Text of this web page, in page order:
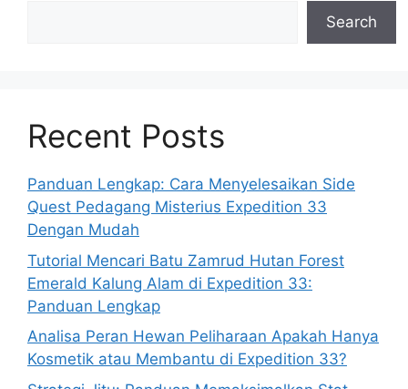
Search
Recent Posts
Panduan Lengkap: Cara Menyelesaikan Side
Quest Pedagang Misterius Expedition 33
Dengan Mudah
Tutorial Mencari Batu Zamrud Hutan Forest
Emerald Kalung Alam di Expedition 33:
Panduan Lengkap
Analisa Peran Hewan Peliharaan Apakah Hanya
Kosmetik atau Membantu di Expedition 33?